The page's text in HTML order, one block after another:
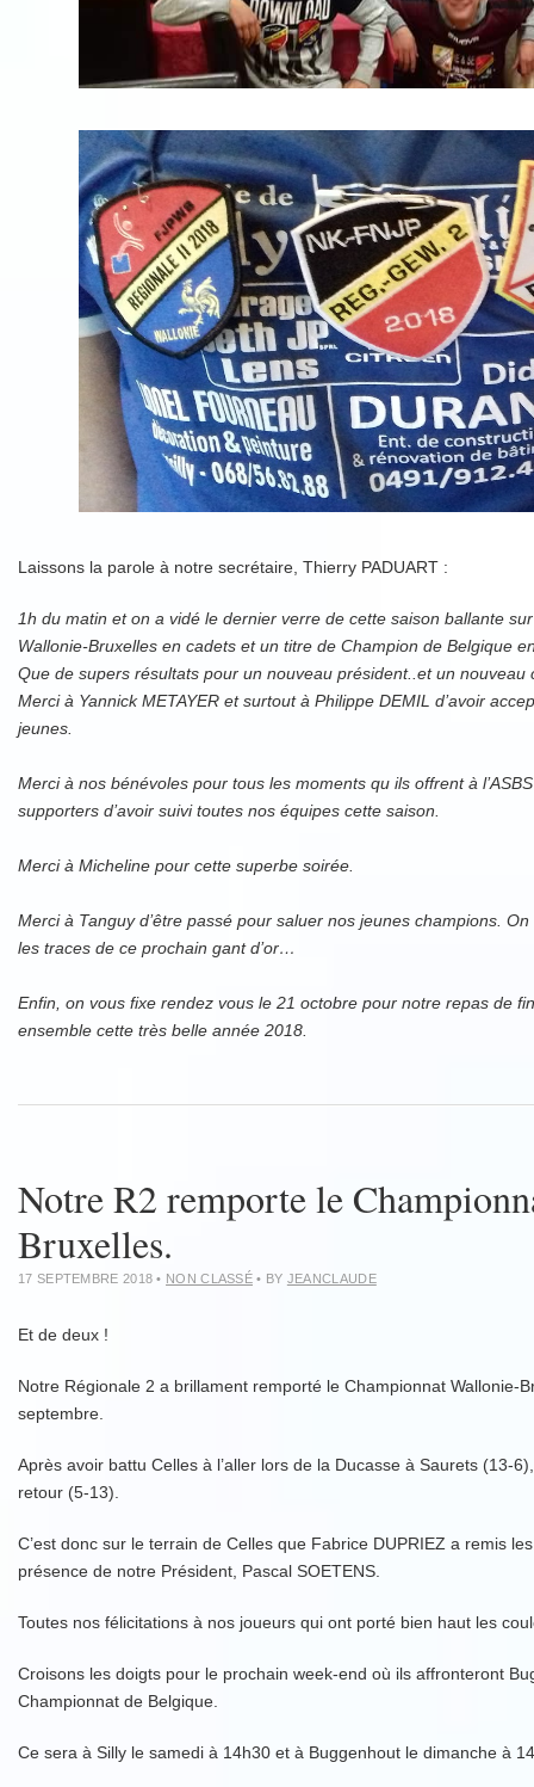
Laissons la parole à notre secrétaire, Thierry PADUART :
1h du matin et on a vidé le dernier verre de cette saison ballante
Wallonie-Bruxelles en cadets et un titre de Champion de Belgique
Que de supers résultats pour un nouveau président..et un nouveau
Merci à Yannick METAYER et surtout à Philippe DEMIL d’avoir
jeunes.
Merci à nos bénévoles pour tous les moments qu ils offrent à
supporters d’avoir suivi toutes nos équipes cette saison.
Merci à Micheline pour cette superbe soirée.
Merci à Tanguy d’être passé pour saluer nos jeunes champions.
les traces de ce prochain gant d’or…
Enfin, on vous fixe rendez vous le 21 octobre pour notre repas de
ensemble cette très belle année 2018.
Notre R2 remporte le
Bruxelles.
17 SEPTEMBRE 2018 • NON CLASSÉ • BY JEANCLAUDE
Et de deux !
Notre Régionale 2 a brillament remporté le Championnat Wallonie-
septembre.
Après avoir battu Celles à l’aller lors de la Ducasse à Saurets (13-
retour (5-13).
C’est donc sur le terrain de Celles que Fabrice DUPRIEZ a remis
présence de notre Président, Pascal SOETENS.
Toutes nos félicitations à nos joueurs qui ont porté bien haut les
Croisons les doigts pour le prochain week-end où ils affronteront
Championnat de Belgique.
Ce sera à Silly le samedi à 14h30 et à Buggenhout le dimanche à